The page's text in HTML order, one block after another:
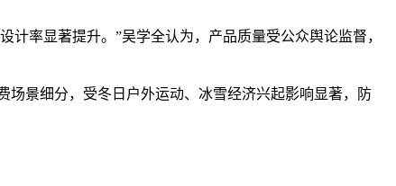
率显著提升。”吴学全认为，产品质量受公众舆论监督，
景细分，受冬日户外运动、冰雪经济兴起影响显著，防